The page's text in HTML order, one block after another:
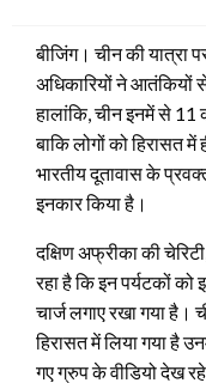
बीजिंग। चीन की यात्रा
अधिकारियों ने आतंकियों
हालांक‍ि, चीन इनमें से 11
बाकि लोगों को हिरासत
भारतीय दूतावास के
इनकार किया है।
दक्षिण अफ्रीका की
रहा है कि इन पर्यटकों को
चार्ज लगाए रखा गया है।
हिरासत में लिया गया है
गए ग्रुप के वीडियो देख